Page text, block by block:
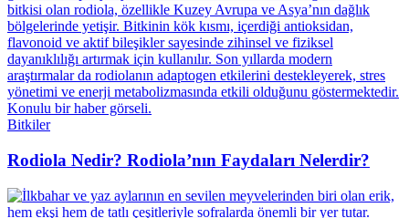
Bitkiler
Rodiola Nedir? Rodiola’nın Faydaları Nelerdir?